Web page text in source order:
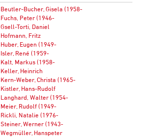
Beutler-Bucher, Gisela (1958-
Fuchs, Peter (1946-
Gsell-Torti, Daniel
Hofmann, Fritz
Huber, Eugen (1949-
Isler, René (1959-
Kalt, Markus (1958-
Keller, Heinrich
Kern-Weber, Christa (1965-
Kistler, Hans-Rudolf
Langhard, Walter (1954-
Meier, Rudolf (1949-
Rickli, Natalie (1976-
Steiner, Werner (1943-
Wegmüller, Hanspeter